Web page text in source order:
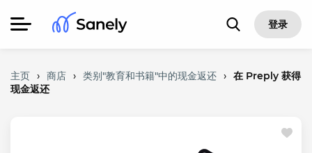
登录
主页 › 商店 › 类别"教育和书籍"中的现金返还 › 在 Preply 获得
现金返还